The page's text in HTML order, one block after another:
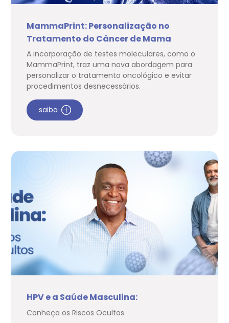
MammaPrint: Personalização no
Tratamento do Câncer de Mama
A incorporação de testes moleculares, como o
MammaPrint, traz uma nova abordagem para
personalizar o tratamento oncológico e evitar
procedimentos desnecessários.
saiba
HPV e a Saúde Masculina:
Conheça os Riscos Ocultos